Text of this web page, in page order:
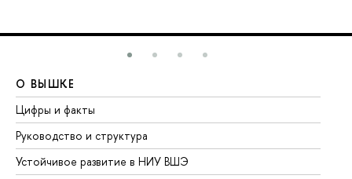
О ВЫШКЕ
Цифры и факты
Руководство и структура
Устойчивое развитие в НИУ ВШЭ